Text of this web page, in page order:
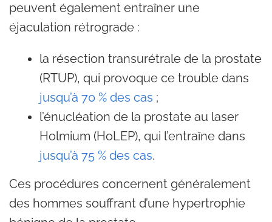
peuvent également entraîner une
éjaculation rétrograde :
la résection transurétrale de la prostate
(RTUP), qui provoque ce trouble dans
jusqu’à 70 % des cas ;
l’énucléation de la prostate au laser
Holmium (HoLEP), qui l’entraîne dans
jusqu’à 75 % des cas.
Ces procédures concernent généralement
des hommes souffrant d’une hypertrophie